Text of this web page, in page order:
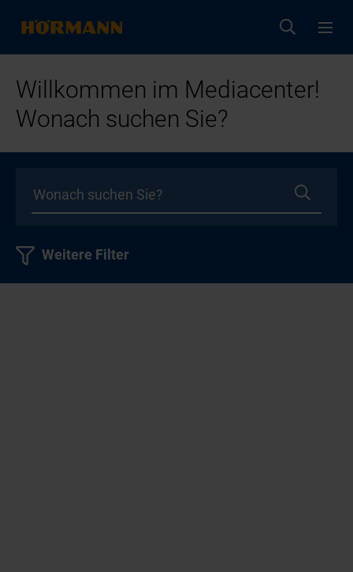
Willkommen im Mediacenter!
Wonach suchen Sie?
Weitere Filter